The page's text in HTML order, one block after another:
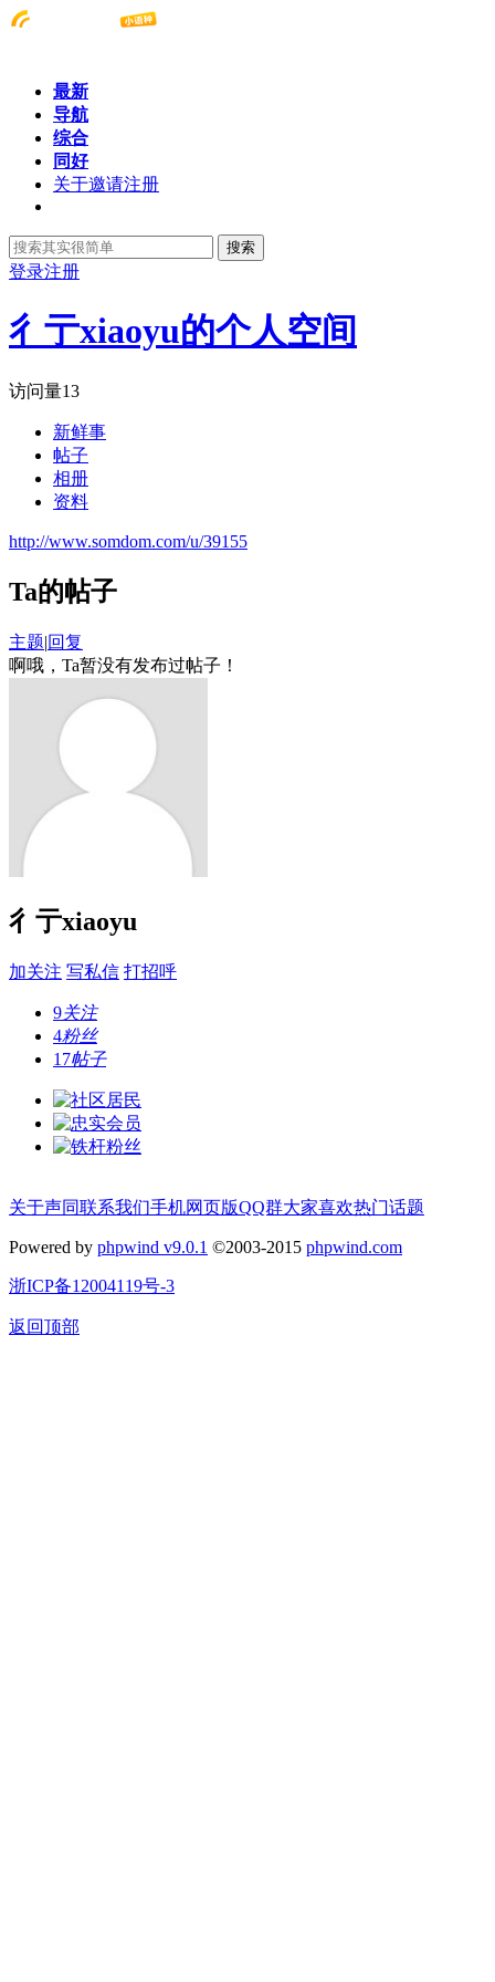
最新
导航
综合
同好
关于邀请注册
搜索
登录注册
彳亍xiaoyu的个人空间
访问量13
新鲜事
帖子
相册
资料
http://www.somdom.com/u/39155
Ta的帖子
主题|回复
啊哦，Ta暂没有发布过帖子！
彳亍xiaoyu
加关注 写私信 打招呼
9关注
4粉丝
17帖子
关于声同联系我们手机网页版QQ群大家喜欢热门话题
Powered by phpwind v9.0.1 ©2003-2015 phpwind.com
浙ICP备12004119号-3
返回顶部